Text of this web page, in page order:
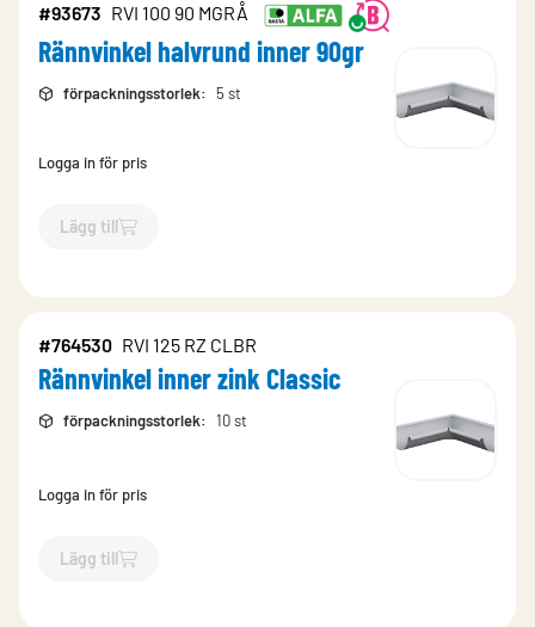
#93673 RVI 100 90 MGRÅ
Rännvinkel halvrund inner 90gr
förpackningsstorlek: 5 st
Logga in för pris
Lägg till
`$Lägg till
#764530 RVI 125 RZ CLBR
Rännvinkel inner zink Classic
förpackningsstorlek: 10 st
Logga in för pris
Lägg till
`$Lägg till